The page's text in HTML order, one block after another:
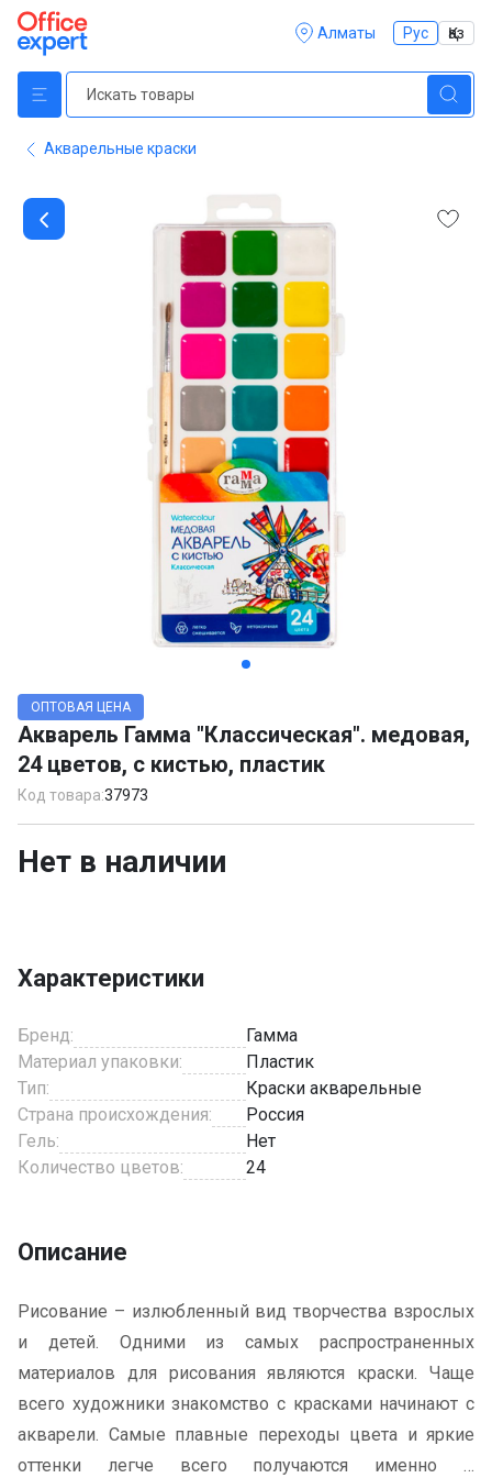
Алматы Рус Қаз
Акварельные краски
of
2
ОПТОВАЯ ЦЕНА
Акварель Гамма "Классическая". медовая,
24 цветов, с кистью, пластик
Код товара:37973
Нет в наличии
Характеристики
Бренд:
Гамма
Материал упаковки:
Пластик
Тип:
Краски акварельные
Страна происхождения:
Россия
Гель:
Нет
Количество цветов:
24
Описание
Рисование – излюбленный вид творчества взрослых
и детей. Одними из самых распространенных
материалов для рисования являются краски. Чаще
всего художники знакомство с красками начинают с
акварели. Самые плавные переходы цвета и яркие
оттенки легче всего получаются именно в